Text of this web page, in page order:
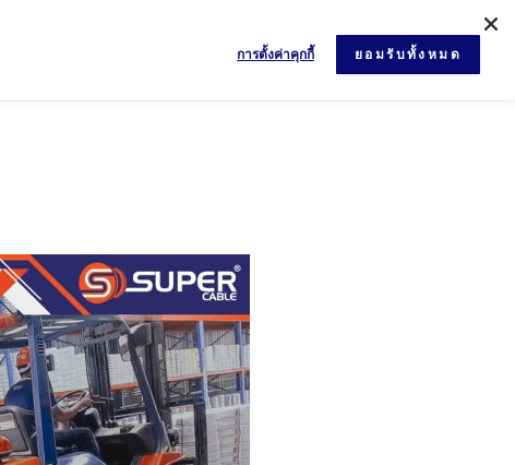
ยอมรับทั้งหมด
การตั้งค่าคุกกี้